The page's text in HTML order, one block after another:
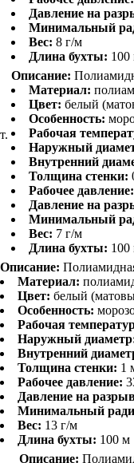
Давление на
Минимальный
Вес: 8 г/м
Длина бухты: 100
Описание:
Материал:
Цвет: белый
Особенность:
Рабочая
Наружный
Внутренний
Толщина стенки:
Рабочее давление:
Давление на
Минимальный
Вес: 7 г/м
Длина бухты: 100
Описание:
Материал:
Цвет: белый
Особенность:
Рабочая
Наружный
Внутренний
Толщина стенки: 1
Рабочее давление:
Давление на
Минимальный
Вес: 13 г/м
Длина бухты: 100 м
Описание: